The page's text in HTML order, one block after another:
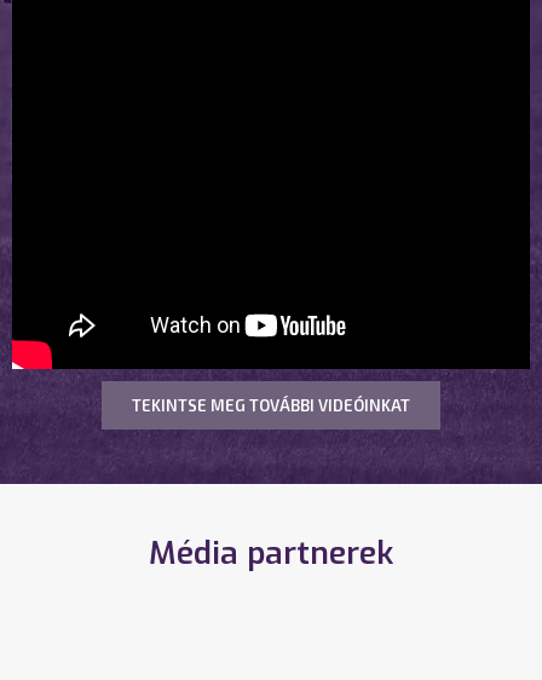
TEKINTSE MEG TOVÁBBI VIDEÓINKAT
Média partnerek